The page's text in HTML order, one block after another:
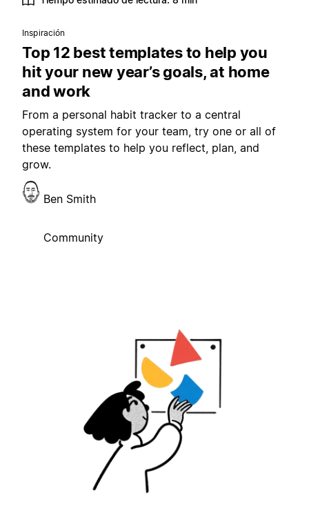
Inspiración
Top 12 best templates to help you
hit your new year’s goals, at home
and work
From a personal habit tracker to a central
operating system for your team, try one or all of
these templates to help you reflect, plan, and
grow.
Ben Smith
Community